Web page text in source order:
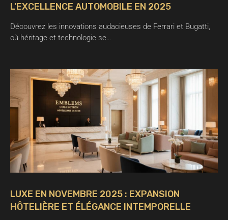
L’EXCELLENCE AUTOMOBILE EN 2025
Découvrez les innovations audacieuses de Ferrari et Bugatti,
où héritage et technologie se…
LUXE EN NOVEMBRE 2025 : EXPANSION
HÔTELIÈRE ET ÉLÉGANCE INTEMPORELLE